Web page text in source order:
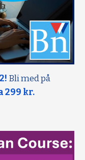
Bli med på
299 kr.